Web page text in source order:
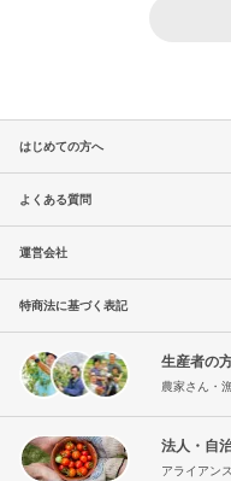
はじめての方へ
よくある質問
運営会社
特商法に基づく表記
生産者の
農家さん・
法人・自
アライアン